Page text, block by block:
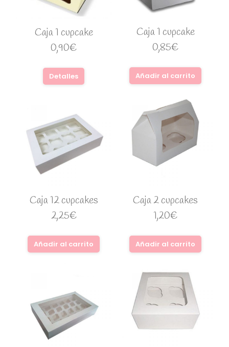
Caja 1 cupcake
0,90€
Detalles
Caja 1 cupcake
0,85€
Añadir al carrito
Caja 12 cupcakes
2,25€
Añadir al carrito
Caja 2 cupcakes
1,20€
Añadir al carrito